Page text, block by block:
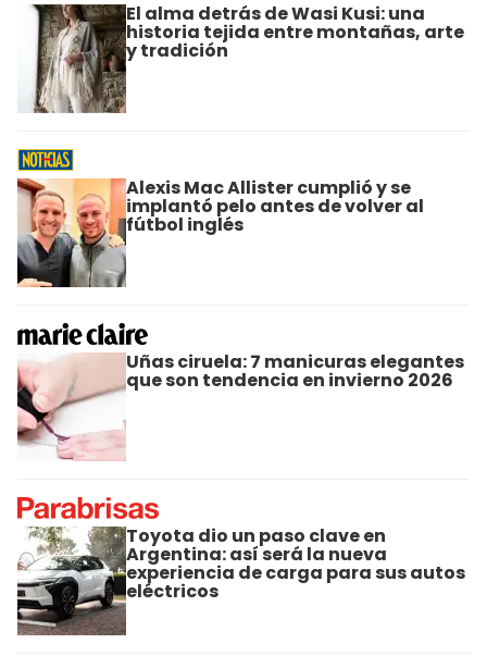
El alma detrás de Wasi Kusi: una
historia tejida entre montañas, arte
y tradición
Alexis Mac Allister cumplió y se
implantó pelo antes de volver al
fútbol inglés
Uñas ciruela: 7 manicuras elegantes
que son tendencia en invierno 2026
Toyota dio un paso clave en
Argentina: así será la nueva
experiencia de carga para sus autos
eléctricos